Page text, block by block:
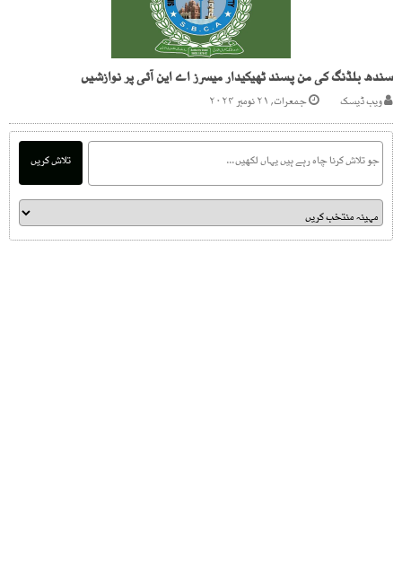
سندھ بلڈنگ کی من پسند ٹھیکیدار میسرز اے این آئی پر نوازشیں
ویب ڈیسک جمعرات, ۲۱ نومبر ۲۰۲۴
تلاش کریں